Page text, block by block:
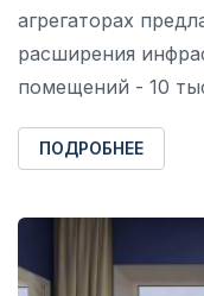
агрегаторах
расширения
помещений - 10
ПОДРОБНЕЕ